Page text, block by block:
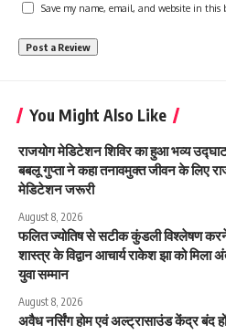
Save my name, email, and website in this
You Might Also Like
राजयोग मेडिटेशन शिविर का हुआ भव्य
बबलू गुप्ता ने कहा तनावमुक्त जीवन के लिए
मेडिटेशन जरूरी
August 8, 2026
फलित ज्योतिष से सटीक कुंडली विश्लेषण करने
शास्त्र के विद्वान आचार्य राकेश झा को मिला
युवा सम्मान
August 8, 2026
अवैध नर्सिंग होम एवं अल्ट्रासाउंड केंद्र बंद